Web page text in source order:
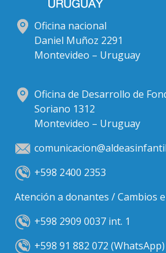
Oficina nacional
Daniel Muñoz 2291
Montevideo – Uruguay
Oficina de Desarrollo de
Soriano 1312
Montevideo – Uruguay
+598 2400 2353
Atención a donantes / Cambios
+598 2909 0037 int. 1
+598 91 882 072 (WhatsApp)